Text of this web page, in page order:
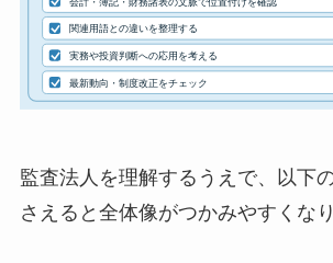
監査法人を理解するうえで、以下
さえると全体像がつかみやすくなり